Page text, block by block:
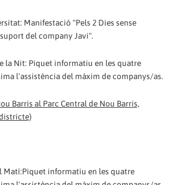
Manifestació "Pels 2 Dies sense
del company Javi".
la Nit: Piquet informatiu en les quatre
l'assistència del màxim de companys/as.
Barris al Parc Central de Nou Barris,
Matí:Piquet informatiu en les quatre